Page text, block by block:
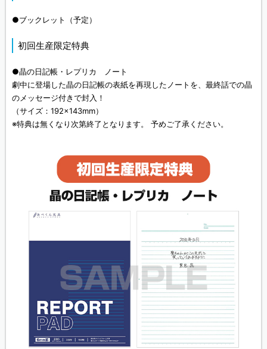
●ブックレット（予定）
初回生産限定特典
●晶の日記帳・レプリカ ノート
劇中に登場した晶の日記帳の表紙を再現したノートを、最終話での晶
のメッセージ付きで封入！
（サイズ：192×143mm）
※特典は無くなり次第終了となります。 予めご了承ください。